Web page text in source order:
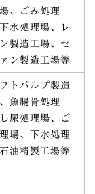
、ごみ処理
水処理場、レ
製造工場、セ
ン製造工場等
トパルプ製造
魚腸骨処理
尿処理場、ご
場、下水処理
油精製工場等